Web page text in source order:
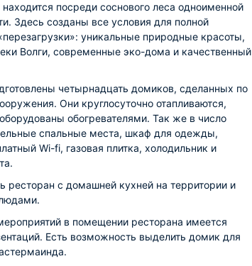
посреди соснового леса одноименной
Здесь созданы все условия для полной
уникальные природные красоты,
Волги, современные эко-дома и качественный
четырнадцать домиков, сделанных по
Они круглосуточно отапливаются,
обогревателями. Так же в число
спальные места, шкаф для одежды,
Wi-fi, газовая плитка, холодильник и
ресторан с домашней кухней на территории и
в помещении ресторана имеется
Есть возможность выделить домик для